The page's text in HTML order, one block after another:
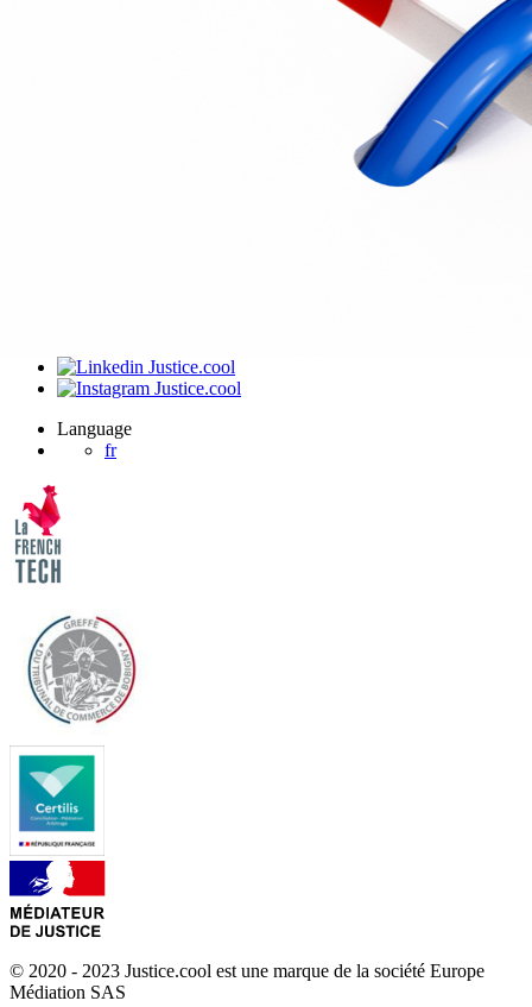
Language
fr
© 2020 - 2023 Justice.cool est une marque de la société Europe
Médiation SAS